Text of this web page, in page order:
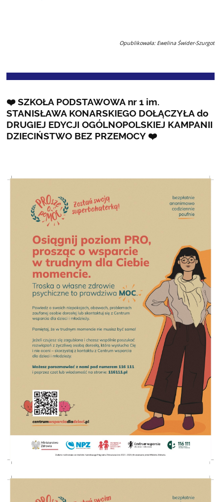
Opublikowała: Ewelina Świder-Szurgot
❤️ SZKOŁA PODSTAWOWA nr 1 im.
STANISŁAWA KONARSKIEGO DOŁĄCZYŁA do
DRUGIEJ EDYCJI OGÓLNOPOLSKIEJ KAMPANII
DZIECIŃSTWO BEZ PRZEMOCY ❤️